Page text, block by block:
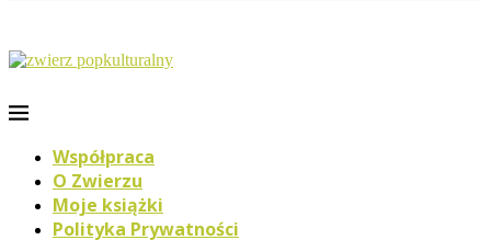
Współpraca
O Zwierzu
Moje książki
Polityka Prywatności